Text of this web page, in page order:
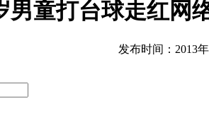
男童打台球走红网
发布时间：2013